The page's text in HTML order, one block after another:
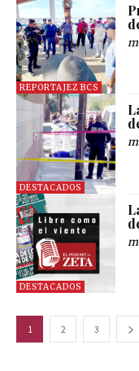
REPORTAJEZ BCS
DESTACADOS
DESTACADOS
1 2 3